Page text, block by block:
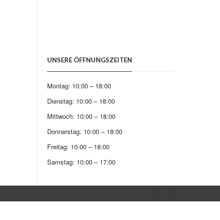
UNSERE ÖFFNUNGSZEITEN
Montag: 10:00 – 18:00
Dienstag: 10:00 – 18:00
Mittwoch: 10:00 – 18:00
Donnerstag: 10:00 – 18:00
Freitag: 10:00 – 18:00
Samstag: 10:00 – 17:00